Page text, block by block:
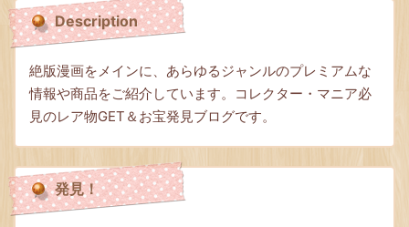
Description
絶版漫画をメインに、あらゆるジャンルのプレミアムな
情報や商品をご紹介しています。コレクター・マニア必
見のレア物GET＆お宝発見ブログです。
発見！